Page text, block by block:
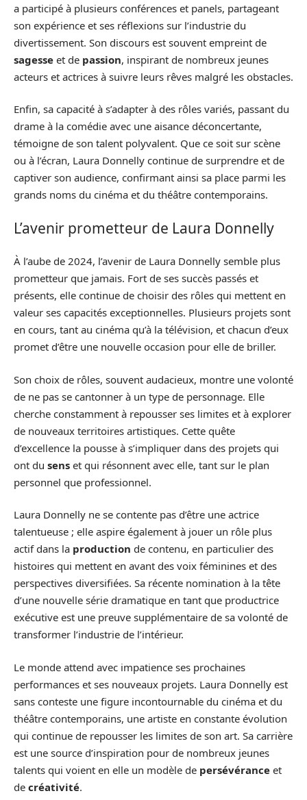
a participé à plusieurs conférences et panels, partageant
son expérience et ses réflexions sur l’industrie du
divertissement. Son discours est souvent empreint de
sagesse et de passion, inspirant de nombreux jeunes
acteurs et actrices à suivre leurs rêves malgré les obstacles.
Enfin, sa capacité à s’adapter à des rôles variés, passant du
drame à la comédie avec une aisance déconcertante,
témoigne de son talent polyvalent. Que ce soit sur scène
ou à l’écran, Laura Donnelly continue de surprendre et de
captiver son audience, confirmant ainsi sa place parmi les
grands noms du cinéma et du théâtre contemporains.
L’avenir prometteur de Laura Donnelly
À l’aube de 2024, l’avenir de Laura Donnelly semble plus
prometteur que jamais. Fort de ses succès passés et
présents, elle continue de choisir des rôles qui mettent en
valeur ses capacités exceptionnelles. Plusieurs projets sont
en cours, tant au cinéma qu’à la télévision, et chacun d’eux
promet d’être une nouvelle occasion pour elle de briller.
Son choix de rôles, souvent audacieux, montre une volonté
de ne pas se cantonner à un type de personnage. Elle
cherche constamment à repousser ses limites et à explorer
de nouveaux territoires artistiques. Cette quête
d’excellence la pousse à s’impliquer dans des projets qui
ont du sens et qui résonnent avec elle, tant sur le plan
personnel que professionnel.
Laura Donnelly ne se contente pas d’être une actrice
talentueuse ; elle aspire également à jouer un rôle plus
actif dans la production de contenu, en particulier des
histoires qui mettent en avant des voix féminines et des
perspectives diversifiées. Sa récente nomination à la tête
d’une nouvelle série dramatique en tant que productrice
exécutive est une preuve supplémentaire de sa volonté de
transformer l’industrie de l’intérieur.
Le monde attend avec impatience ses prochaines
performances et ses nouveaux projets. Laura Donnelly est
sans conteste une figure incontournable du cinéma et du
théâtre contemporains, une artiste en constante évolution
qui continue de repousser les limites de son art. Sa carrière
est une source d’inspiration pour de nombreux jeunes
talents qui voient en elle un modèle de persévérance et
de créativité.